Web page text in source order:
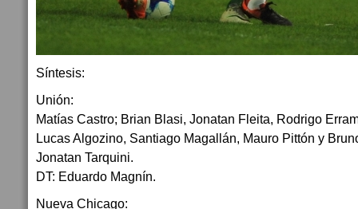
Síntesis:
Unión:
Matías Castro; Brian Blasi, Jonatan Fleita, Rodrigo
Lucas Algozino, Santiago Magallán, Mauro Pittón y
Jonatan Tarquini.
DT: Eduardo Magnín.
Nueva Chicago: